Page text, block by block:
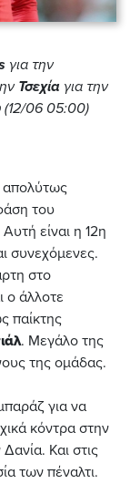
για την
Τσεχία για την
(12/06 05:00)
απολύτως
του
είναι η 12η
συνεχόμενες.
στο
ο άλλοτε
παίκτης
. Μεγάλο της
της ομάδας.
για να
κόντρα στην
Και στις
των πέναλτι.